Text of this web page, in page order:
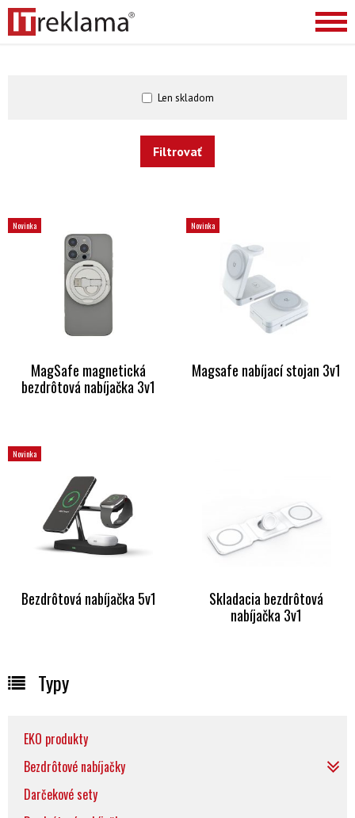
Len skladom
Novinka
MagSafe magnetická
bezdrôtová nabíjačka 3v1
Novinka
Magsafe nabíjací stojan 3v1
Novinka
Bezdrôtová nabíjačka 5v1
Skladacia bezdrôtová
nabíjačka 3v1
Typy
EKO produkty
Bezdrôtové nabíjačky
Darčekové sety